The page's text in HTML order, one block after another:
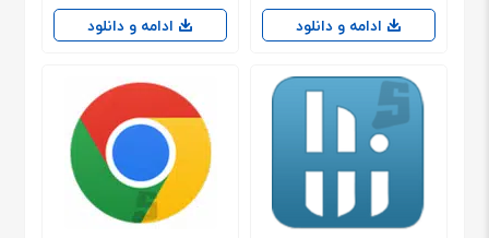
ادامه و دانلود ادامه و دانلود